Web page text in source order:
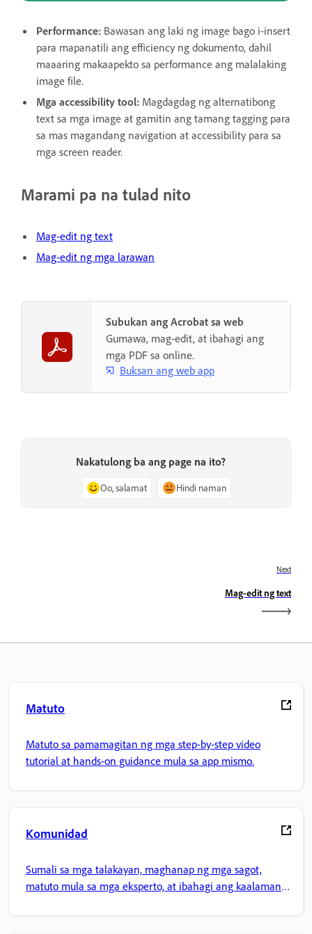
Performance: Bawasan ang laki ng image bago i-insert
para mapanatili ang efficiency ng dokumento, dahil
maaaring makaapekto sa performance ang malalaking
image file.
Mga accessibility tool: Magdagdag ng alternatibong
text sa mga image at gamitin ang tamang tagging para
sa mas magandang navigation at accessibility para sa
mga screen reader.
Marami pa na tulad nito
Mag-edit ng text
Mag-edit ng mga larawan
Subukan ang Acrobat sa web
Gumawa, mag-edit, at ibahagi ang
mga PDF sa online.
Buksan ang web app
Nakatulong ba ang page na ito?
Oo, salamat Hindi naman
Next
Mag-edit ng text
Matuto
Matuto sa pamamagitan ng mga step-by-step video
tutorial at hands-on guidance mula sa app mismo.
Komunidad
Sumali sa mga talakayan, maghanap ng mga sagot,
matuto mula sa mga eksperto, at ibahagi ang kaalaman